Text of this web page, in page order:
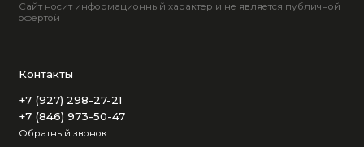
Сайт носит информационный характер и не является публичной
офертой
Контакты
+7 (927) 298-27-21
+7 (846) 973-50-47
Обратный звонок